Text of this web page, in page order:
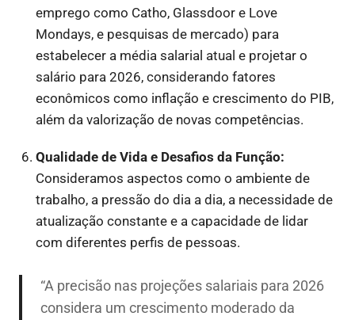
emprego como Catho, Glassdoor e Love
Mondays, e pesquisas de mercado) para
estabelecer a média salarial atual e projetar o
salário para 2026, considerando fatores
econômicos como inflação e crescimento do PIB,
além da valorização de novas competências.
Qualidade de Vida e Desafios da Função:
Consideramos aspectos como o ambiente de
trabalho, a pressão do dia a dia, a necessidade de
atualização constante e a capacidade de lidar
com diferentes perfis de pessoas.
“A precisão nas projeções salariais para 2026
considera um crescimento moderado da